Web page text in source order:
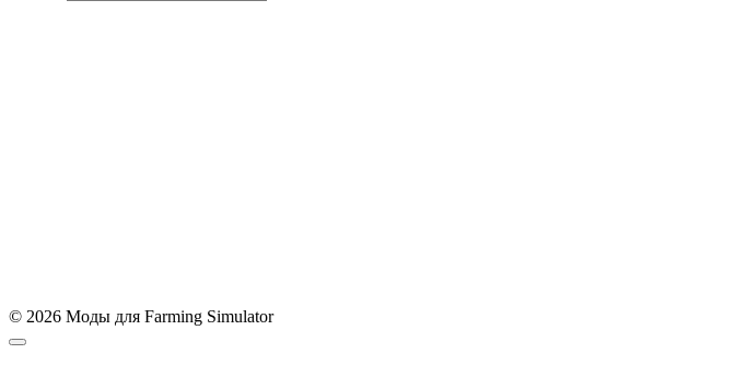
© 2026 Моды для Farming Simulator